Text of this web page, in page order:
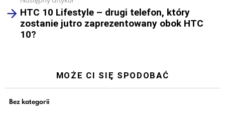
HTC 10 Lifestyle – drugi telefon, który
zostanie jutro zaprezentowany obok HTC
10?
MOŻE CI SIĘ SPODOBAĆ
Bez kategorii